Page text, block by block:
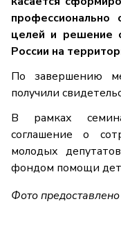
профессионально
целей и решение
России на
По завершению
получили
В рамках
соглашение о
молодых
фондом помощи
Фото